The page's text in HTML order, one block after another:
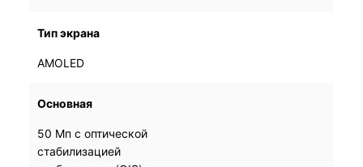
Тип экрана
AMOLED
AMOLED
Основная
50 Мп с оптической
стабилизацией
50 Мп с оптической
стабилизацией